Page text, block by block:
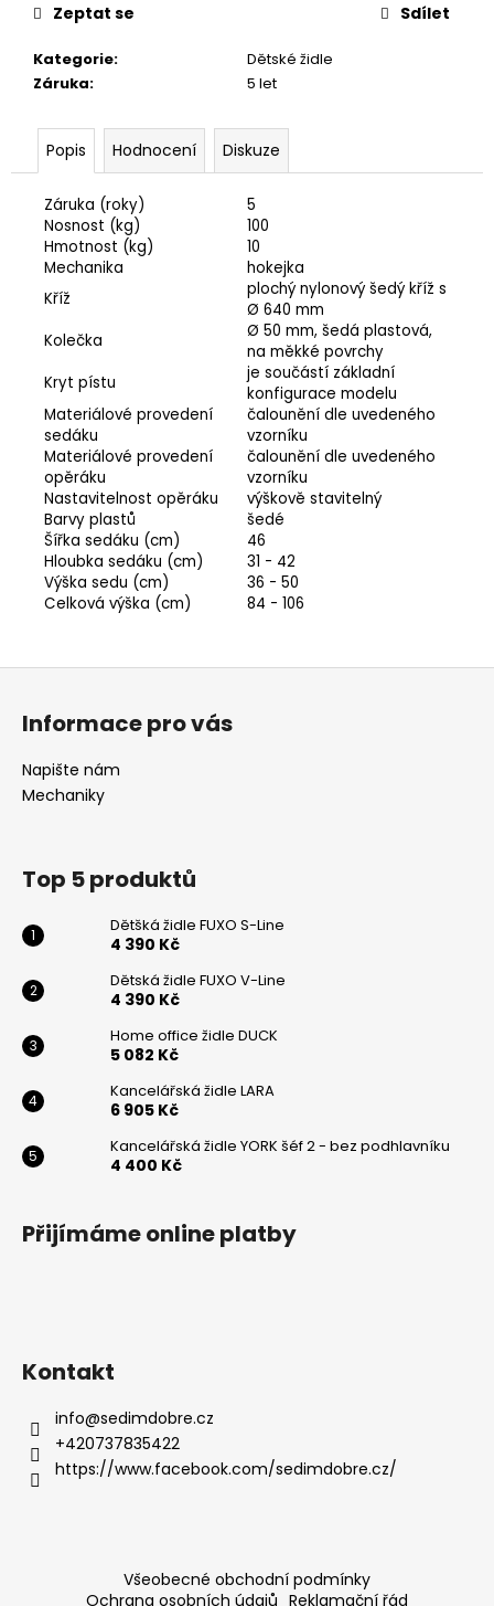
Kategorie:
Dětské židle
Záruka: 5 let
Zeptat se Sdílet
Popis Hodnocení Diskuze
Záruka (roky)
5
Nosnost (kg)
100
Hmotnost (kg)
10
Mechanika
hokejka
Kříž
plochý nylonový šedý kříž s
Ø 640 mm
Kolečka
Ø 50 mm, šedá plastová,
na měkké povrchy
Kryt pístu
je součástí základní
konfigurace modelu
Materiálové provedení
sedáku
čalounění dle uvedeného
vzorníku
Materiálové provedení
opěráku
čalounění dle uvedeného
vzorníku
Nastavitelnost opěráku
výškově stavitelný
Barvy plastů
šedé
Šířka sedáku (cm)
46
Hloubka sedáku (cm)
31 - 42
Výška sedu (cm)
36 - 50
Celková výška (cm)
84 - 106
Z
Informace pro vás
Napište nám
Mechaniky
Top 5 produktů
Dětšká židle FUXO S-Line
4 390 Kč
Dětská židle FUXO V-Line
4 390 Kč
Home office židle DUCK
5 082 Kč
Kancelářská židle LARA
6 905 Kč
Kancelářská židle YORK šéf 2 - bez podhlavníku
4 400 Kč
Přijímáme online platby
Kontakt
info@sedimdobre.cz
+420737835422
https://www.facebook.com/sedimdobre.cz/
Všeobecné obchodní podmínky
Ochrana osobních údajů Reklamační řád